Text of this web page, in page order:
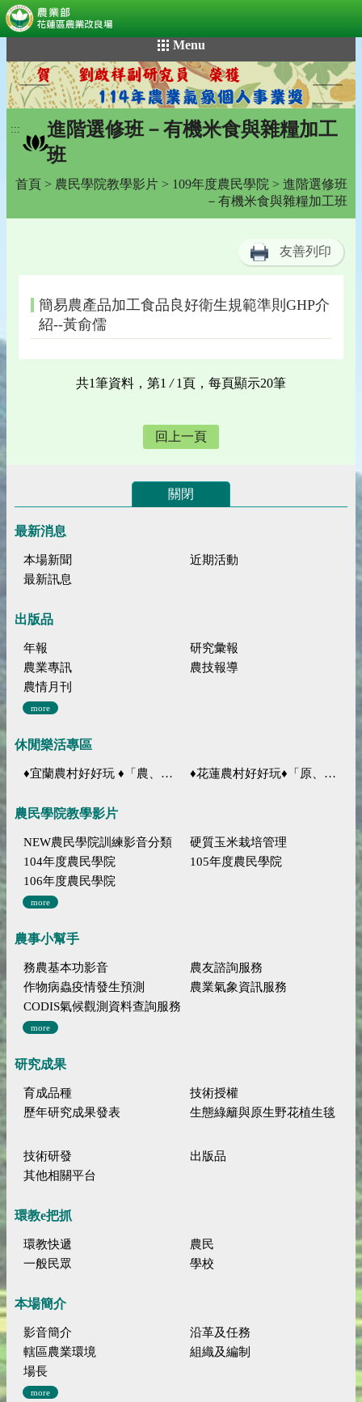
到
主
要
內
容
Menu
:::
進階選修班－有機米食與雜糧加工
班
首頁 > 農民學院教學影片 > 109年度農民學院 > 進階選修班
－有機米食與雜糧加工班
友善列印
簡易農產品加工食品良好衛生規範準則GHP介
紹--黃俞儒
共1筆資料，第1 /1頁，每頁顯示20筆
回上一頁
關閉
最新消息
本場新聞
近期活動
最新訊息
出版品
年報
研究彙報
農業專訊
農技報導
農情月刊
more
休閒樂活專區
♦宜蘭農村好好玩 ♦「農、藝、山、水」四條遊程推薦 ♦花蓮農村好好玩♦「原、生、慢、活」四條遊程推薦
農民學院教學影片
NEW農民學院訓練影音分類
硬質玉米栽培管理
104年度農民學院
105年度農民學院
106年度農民學院
more
農事小幫手
務農基本功影音
農友諮詢服務
作物病蟲疫情發生預測
農業氣象資訊服務
CODIS氣候觀測資料查詢服務
more
研究成果
育成品種
技術授權
歷年研究成果發表
生態綠籬與原生野花植生毯
技術研發
出版品
其他相關平台
環教e把抓
環教快遞
農民
一般民眾
學校
本場簡介
影音簡介
沿革及任務
轄區農業環境
組織及編制
場長
more